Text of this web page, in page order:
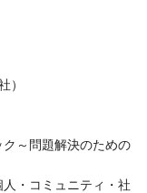
）
ク～問題解決のための
・コミュニティ・社